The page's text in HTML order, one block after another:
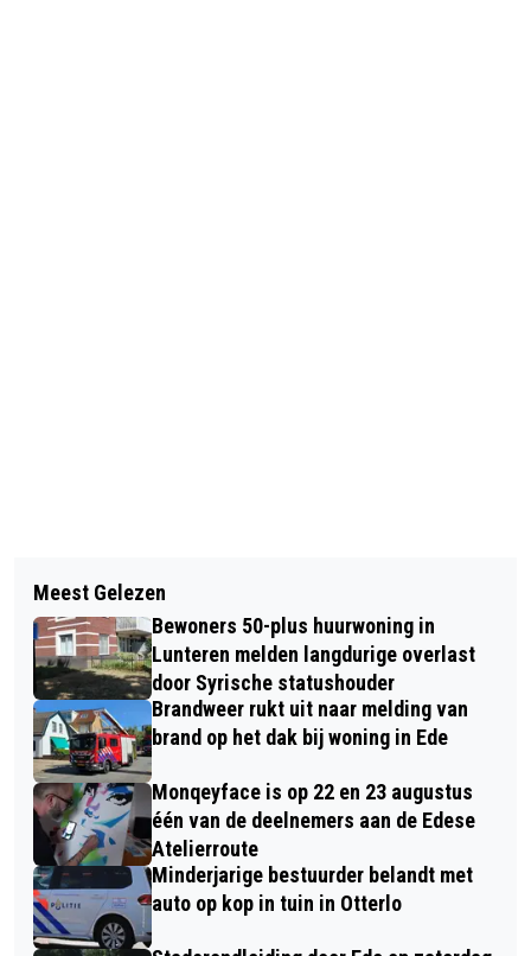
BEURSUITREIKING BEELDPROJECTEN
MET IMPACT OP DE NATUUR
BELEEF HET FOOD & FUN STREET
FESTIVAL IN EDE OP ZATERDAG 25
JULI 2025
Meest Gelezen
Bewoners 50-plus huurwoning in
Lunteren melden langdurige overlast
door Syrische statushouder
Brandweer rukt uit naar melding van
brand op het dak bij woning in Ede
Monqeyface is op 22 en 23 augustus
één van de deelnemers aan de Edese
Atelierroute
Minderjarige bestuurder belandt met
auto op kop in tuin in Otterlo